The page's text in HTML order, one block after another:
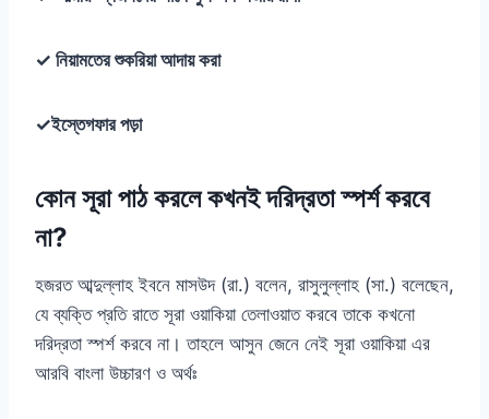
✓ নিয়ামতের শুকরিয়া আদায় করা
✓ইস্তেগফার পড়া
কোন সূরা পাঠ করলে কখনই দরিদ্রতা স্পর্শ করবে
না?
হজরত আব্দুল্লাহ ইবনে মাসউদ (রা.) বলেন, রাসুলুল্লাহ (সা.) বলেছেন,
যে ব্যক্তি প্রতি রাতে সূরা ওয়াকিয়া তেলাওয়াত করবে তাকে কখনো
দরিদ্রতা স্পর্শ করবে না। তাহলে আসুন জেনে নেই সূরা ওয়াকিয়া এর
আরবি বাংলা উচ্চারণ ও অর্থঃ